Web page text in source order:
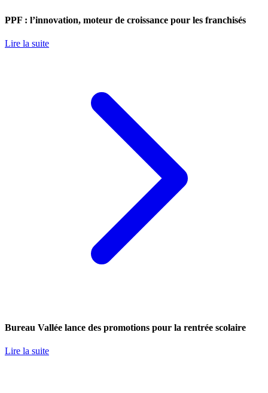
PPF : l’innovation, moteur de croissance pour les franchisés
Lire la suite
Bureau Vallée lance des promotions pour la rentrée scolaire
Lire la suite